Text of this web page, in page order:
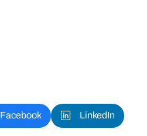
Facebook LinkedIn